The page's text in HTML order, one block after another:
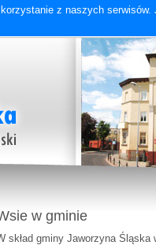
w gminie
skład gminy Jaworzyna Śląska
z naszych